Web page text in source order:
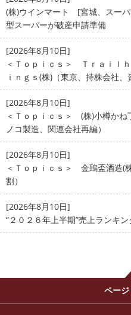
(株)ウインマート [宮城、スー
型スーパーが破産申請準備
[2026年8月10日]
＜Ｔｏｐｉｃｓ＞ Ｔｒａｉｌ
ｉｎｇｓ(株)（東京、持株会社、
[2026年8月10日]
＜Ｔｏｐｉｃｓ＞ (株)小樽かね
ノコ製造、関連会社再編）
[2026年8月10日]
＜Ｔｏｐｉｃｓ＞ 金鵄盃酒造(
割）
[2026年8月10日]
“２０２６年上半期”売上ランキ
ペー